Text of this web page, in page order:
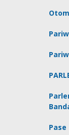
Pase